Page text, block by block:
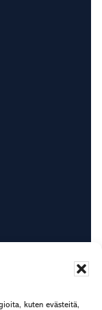
kuten evästeitä,